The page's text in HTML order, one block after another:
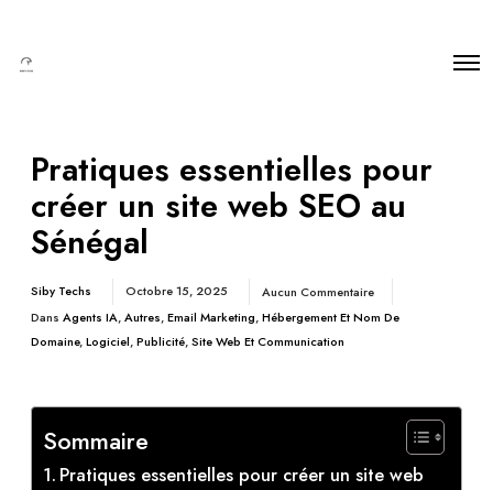
Pratiques essentielles pour
créer un site web SEO au
Sénégal
Siby Techs Octobre 15, 2025
Aucun Commentaire
Dans Agents IA,Autres,Email Marketing,Hébergement Et Nom De
Domaine,Logiciel,Publicité,Site Web Et Communication
Sommaire
Pratiques essentielles pour créer un site web